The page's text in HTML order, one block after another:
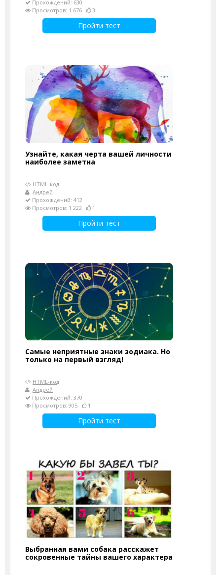
Прохождений: 630
Просмотров: 1 676
3
Пройти тест
Узнайте, какая черта вашей личности
наиболее заметна
HTML-код
Андрей
Прохождений: 412
Просмотров: 1 222
1
Пройти тест
Самые неприятные знаки зодиака. Но
только на первый взгляд!
HTML-код
Андрей
Прохождений: 370
Просмотров: 905
1
Пройти тест
Выбранная вами собака расскажет
сокровенные тайны вашего характера